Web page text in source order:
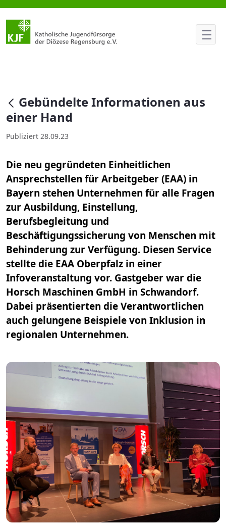
Gebündelte Informationen
null
Gebündelte Informationen aus
einer Hand
Publiziert 28.09.23
Die neu gegründeten Einheitlichen
Ansprechstellen für Arbeitgeber (EAA) in
Bayern stehen Unternehmen für alle Fragen
zur Ausbildung, Einstellung,
Berufsbegleitung und
Beschäftigungssicherung von Menschen mit
Behinderung zur Verfügung. Diesen Service
stellte die EAA Oberpfalz in einer
Infoveranstaltung vor. Gastgeber war die
Horsch Maschinen GmbH in Schwandorf.
Dabei präsentierten die Verantwortlichen
auch gelungene Beispiele von Inklusion in
regionalen Unternehmen.